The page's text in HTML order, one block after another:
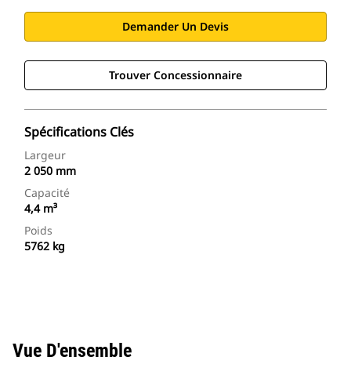
Demander Un Devis
Trouver Concessionnaire
Spécifications Clés
Largeur
2 050 mm
Capacité
4,4 m³
Poids
5762 kg
Vue D'ensemble